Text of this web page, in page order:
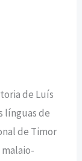
de Luís
línguas de
de Timor